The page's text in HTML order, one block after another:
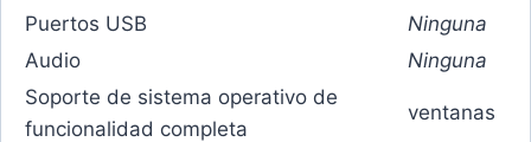
Puertos USB
Ninguna
Audio
Ninguna
Soporte de sistema operativo de
funcionalidad completa
ventanas